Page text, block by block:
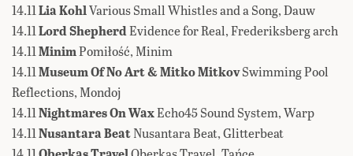
14.11Lia KohlVarious Small Whistles and a Song, Dauw
14.11Lord ShepherdEvidence for Real, Frederiksberg arch
14.11MinimPomiłość, Minim
14.11Museum Of No Art & Mitko MitkovSwimming Pool
Reflections, Mondoj
14.11Nightmares On WaxEcho45 Sound System, Warp
14.11Nusantara BeatNusantara Beat, Glitterbeat